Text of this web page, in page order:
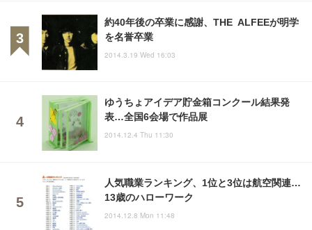
約40年後の卒業に感謝、THE ALFEEが明学
を名誉卒業
2014.3.19 Wed 16:03
ゆうちょアイデア貯金箱コンクール結果発
表…全国6会場で作品展
2014.12.4 Thu 11:30
人気職業ランキング、1位と3位は航空関連…
13歳のハローワーク
2014.12.8 Mon 11:48